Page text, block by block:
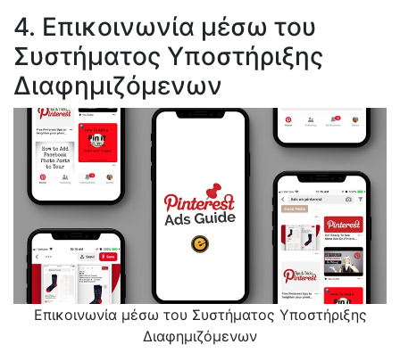
4. Επικοινωνία μέσω του
Συστήματος Υποστήριξης
Διαφημιζόμενων
Επικοινωνία μέσω του Συστήματος Υποστήριξης
Διαφημιζόμενων